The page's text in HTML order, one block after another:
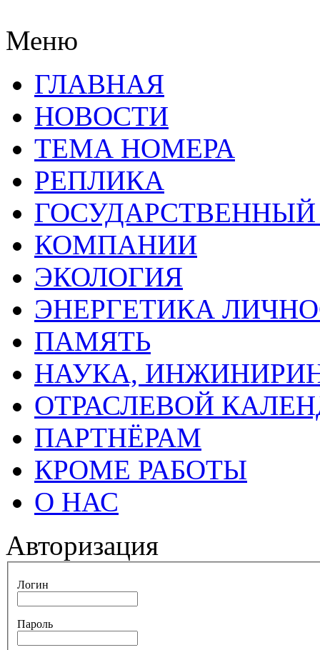
Меню
ГЛАВНАЯ
НОВОСТИ
ТЕМА НОМЕРА
РЕПЛИКА
КОМПАНИИ
ЭКОЛОГИЯ
ЭНЕРГЕТИКА
ПАМЯТЬ
НАУКА,
ОТРАСЛЕВОЙ
ПАРТНЁРАМ
КРОМЕ РАБОТЫ
О НАС
Авторизация
Логин
Пароль